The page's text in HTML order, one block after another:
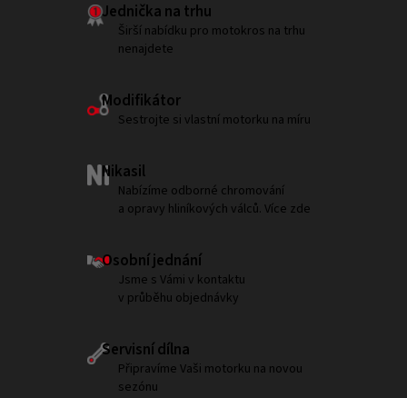
Jednička na trhu
Širší nabídku pro motokros na trhu
nenajdete
Modifikátor
Sestrojte si vlastní motorku na míru
Nikasil
Nabízíme odborné chromování
a opravy hliníkových válců. Více zde
Osobní jednání
Jsme s Vámi v kontaktu
v průběhu objednávky
Servisní dílna
Připravíme Vaši motorku na novou
sezónu